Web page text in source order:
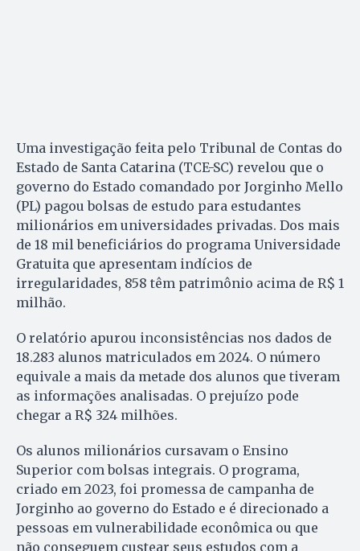
Uma investigação feita pelo Tribunal de Contas do
Estado de Santa Catarina (TCE-SC) revelou que o
governo do Estado comandado por Jorginho Mello
(PL) pagou bolsas de estudo para estudantes
milionários em universidades privadas. Dos mais
de 18 mil beneficiários do programa Universidade
Gratuita que apresentam indícios de
irregularidades, 858 têm patrimônio acima de R$ 1
milhão.
O relatório apurou inconsistências nos dados de
18.283 alunos matriculados em 2024. O número
equivale a mais da metade dos alunos que tiveram
as informações analisadas. O prejuízo pode
chegar a R$ 324 milhões.
Os alunos milionários cursavam o Ensino
Superior com bolsas integrais. O programa,
criado em 2023, foi promessa de campanha de
Jorginho ao governo do Estado e é direcionado a
pessoas em vulnerabilidade econômica ou que
não conseguem custear seus estudos com a